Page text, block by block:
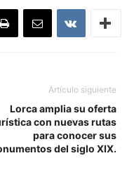
Artículo siguiente
Lorca amplia su oferta
con nuevas rutas
para conocer sus
del siglo XIX.